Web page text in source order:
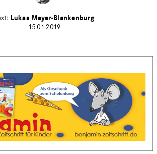
Lukas Meyer-Blankenburg
15.01.2019